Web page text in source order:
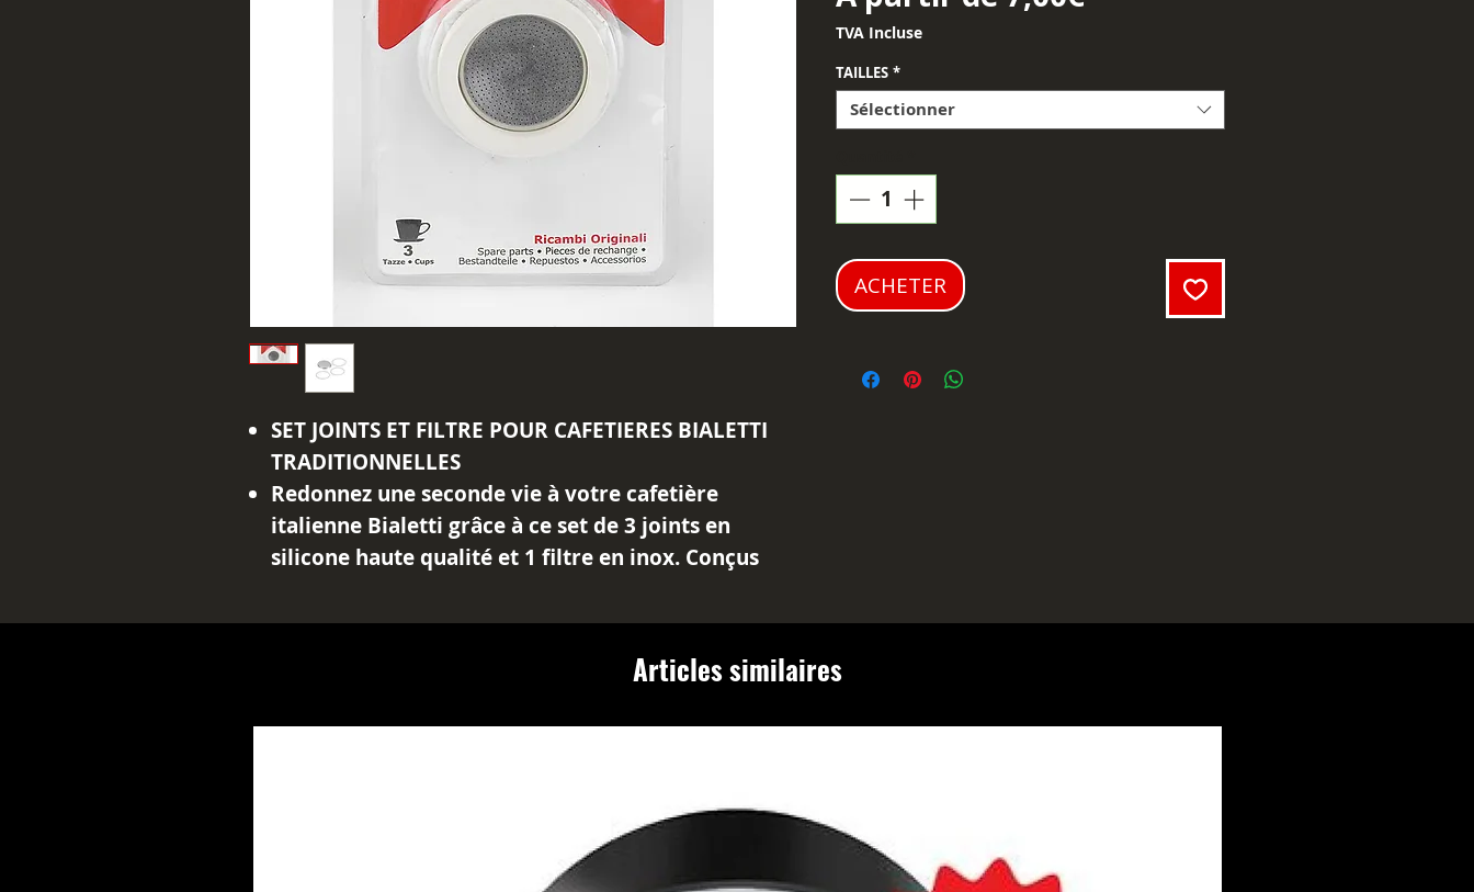
SET JOINTS ET FILTRE POUR CAFETIERES BIALETTI
TRADITIONNELLES
Redonnez une seconde vie à votre cafetière
italienne Bialetti grâce à ce set de 3 joints en
silicone haute qualité et 1 filtre en inox. Conçus
rechange assurent une extraction optimale du
café, révélant tous ses arômes et sa richesse.
Pourquoi choisir notre set de joints et filtre
Silicone haute résistance : Garantit une longévité
accrue et une étanchéité parfaite.
Filtre en acier inoxydable : Permet une filtration
TVA Incluse
TAILLES *
Sélectionner
ACHETER
Articles similaires